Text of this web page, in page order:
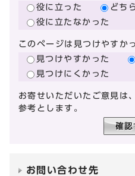
役に立った
どち
役に立たなかった
このページは見つけやすか
見つけやすかった
見つけにくかった
お寄せいただいたご意見は
参考とします。
お問い合わせ先